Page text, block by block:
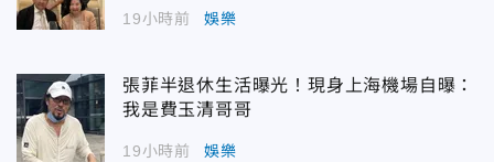
19小時前 娛樂
張菲半退休生活曝光！現身上海機場自曝：
我是費玉清哥哥
19小時前 娛樂